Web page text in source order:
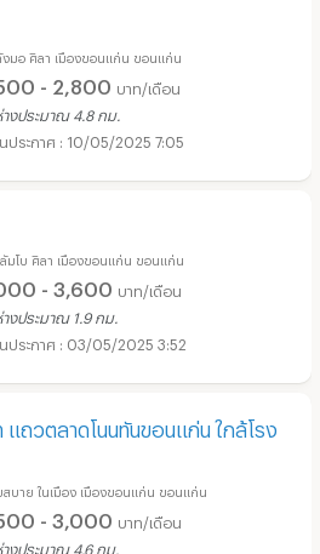
งมอ ศิลา เมืองขอนแก่น ขอนแก่น
- 2,800 บาท/เดือน
างประมาณ 4.8 กม.
10/05/2025 7:05
ลัมโบ ศิลา เมืองขอนแก่น ขอนแก่น
- 3,600 บาท/เดือน
างประมาณ 1.9 กม.
03/05/2025 3:52
แถวตลาดโนนทันขอนแก่น ใกล้โรง
สบาย ในเมือง เมืองขอนแก่น ขอนแก่น
- 3,000 บาท/เดือน
างประมาณ 4.6 กม.